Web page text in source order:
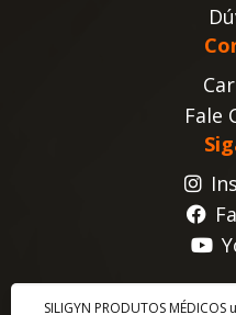
SILIGYN PRODUTOS
Fale